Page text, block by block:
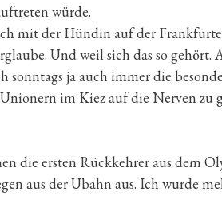
würde.
mit der Hündin auf der
Und weil sich das so gehört.
ja auch immer die
im Kiez auf die Nerven zu
die ersten Rückkehrer aus dem
aus der Ubahn aus. Ich wurde